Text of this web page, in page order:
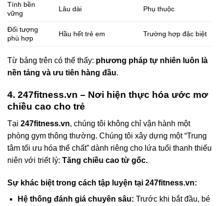
Tính bền
vững
Lâu dài Phụ thuộc
Đối tượng
phù hợp
Hầu hết trẻ em Trường hợp đặc biệt
Từ bảng trên có thể thấy: phương pháp tự nhiên luôn là
nền tảng và ưu tiên hàng đầu.
4. 247fitness.vn – Nơi hiện thực hóa ước mơ
chiều cao cho trẻ
Tại 247fitness.vn, chúng tôi không chỉ vận hành một
phòng gym thông thường. Chúng tôi xây dựng một “Trung
tâm tối ưu hóa thể chất” dành riêng cho lứa tuổi thanh thiếu
niên với triết lý: Tăng chiều cao từ gốc.
Sự khác biệt trong cách tập luyện tại 247fitness.vn:
Hệ thống đánh giá chuyên sâu: Trước khi bắt đầu, bé